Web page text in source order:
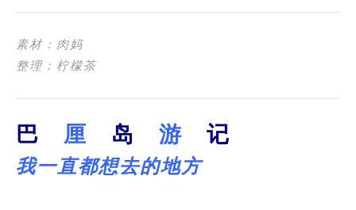
素材：肉妈
整理：柠檬茶
巴 厘 岛 游
记
我一直都想去的地方